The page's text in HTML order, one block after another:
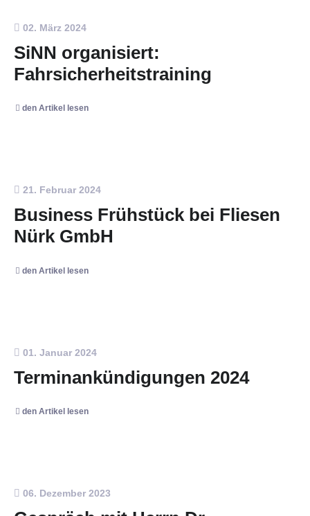
02. März 2024
SiNN organisiert:
Fahrsicherheitstraining
den Artikel lesen
21. Februar 2024
Business Frühstück bei Fliesen
Nürk GmbH
den Artikel lesen
01. Januar 2024
Terminankündigungen 2024
den Artikel lesen
06. Dezember 2023